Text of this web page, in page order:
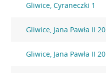
Gliwice, Cyraneczki 1
Gliwice, Jana Pawła II 20
Gliwice, Jana Pawła II 20